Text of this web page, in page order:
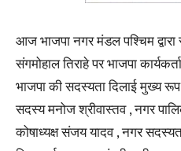
आज भाजपा नगर मंडल पश्चिम
संगमोहाल तिराहे पर भाजपा
भाजपा की सदस्यता दिलाई मुख्य
सदस्य मनोज श्रीवास्तव , नगर
कोषाध्यक्ष संजय यादव , नगर